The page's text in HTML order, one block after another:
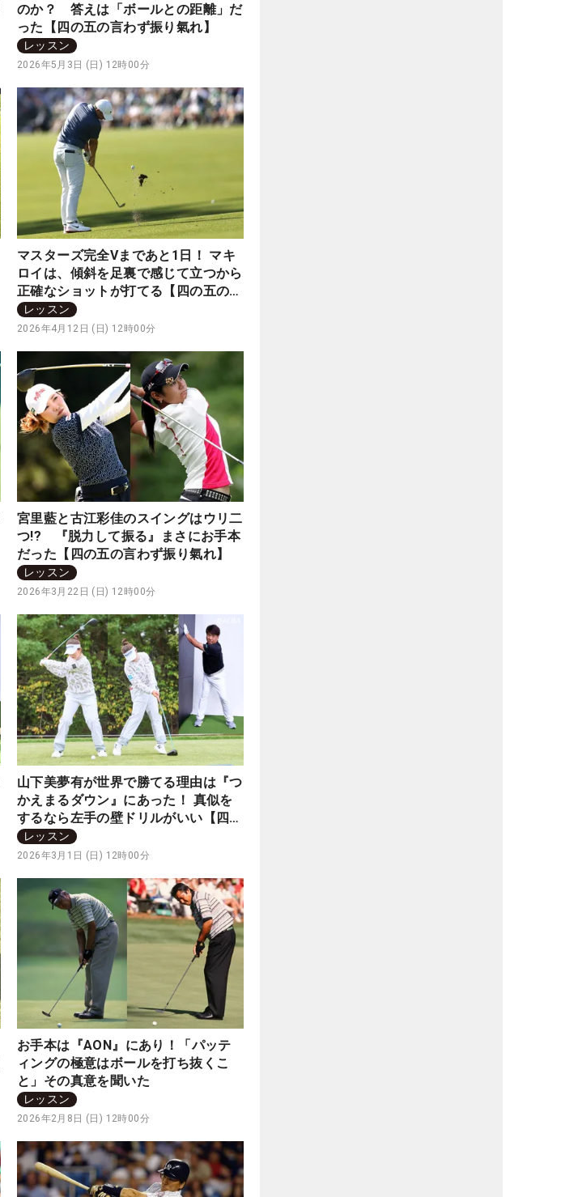
のか？ 答えは「ボールとの距離」だ
った【四の五の言わず振り氣れ】
レッスン
2026年5月3日 (日) 12時00分
マスターズ完全Vまであと1日！ マキ
ロイは、傾斜を足裏で感じて立つから
正確なショットが打てる【四の五の言
わず振り氣れ】
レッスン
2026年4月12日 (日) 12時00分
宮里藍と古江彩佳のスイングはウリ二
つ!? 『脱力して振る』まさにお手本
だった【四の五の言わず振り氣れ】
レッスン
2026年3月22日 (日) 12時00分
山下美夢有が世界で勝てる理由は『つ
かえまるダウン』にあった！ 真似を
するなら左手の壁ドリルがいい【四の
五の言わず振り氣れ】
レッスン
2026年3月1日 (日) 12時00分
お手本は『AON』にあり！「パッテ
ィングの極意はボールを打ち抜くこ
と」その真意を聞いた
レッスン
2026年2月8日 (日) 12時00分